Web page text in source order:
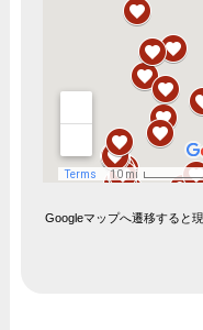
Googleマップへ遷移すると